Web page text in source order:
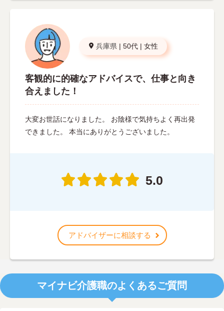
兵庫県 | 50代 | 女性
客観的に的確なアドバイスで、仕事と向き
合えました！
大変お世話になりました。 お陰様で気持ちよく再出発
できました。 本当にありがとうございました。
5.0
アドバイザーに相談する
マイナビ介護職のよくあるご質問